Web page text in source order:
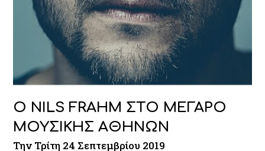
Ο NILS FRAHM ΣΤΟ ΜΕΓΑΡΟ
ΜΟΥΣΙΚΗΣ ΑΘΗΝΩΝ
Την Τρίτη 24 Σεπτεμβρίου 2019